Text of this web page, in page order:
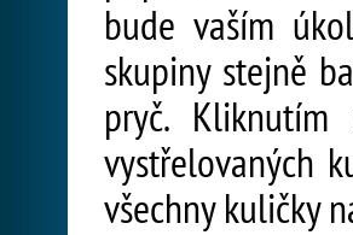
bude vaším
skupiny stejně
pryč.
vystřelovaných
všechny kuličky